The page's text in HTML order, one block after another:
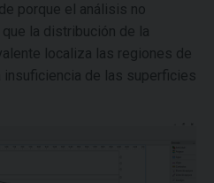
porque el análisis no
la distribución de la
localiza las regiones de
insuficiencia de las superficies